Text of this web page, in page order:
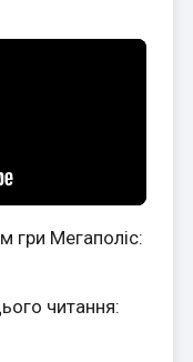
Мегаполіс:
читання: